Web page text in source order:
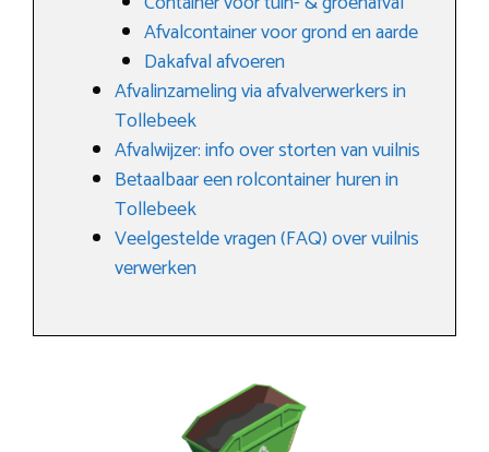
Afvalcontainer voor grond en aarde
Dakafval afvoeren
Afvalinzameling via afvalverwerkers in
Tollebeek
Afvalwijzer: info over storten van vuilnis
Betaalbaar een rolcontainer huren in
Tollebeek
Veelgestelde vragen (FAQ) over vuilnis
verwerken